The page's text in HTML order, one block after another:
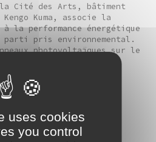
Cité des Arts, bâtiment
Kuma, associe la
la performance énergétique
parti pris environnemental.
photovoltaïques sur le
pompe à chaleur
une démarche « BBC
Consommation),
HQE (haute
un dispositif de
uses cookies
you control